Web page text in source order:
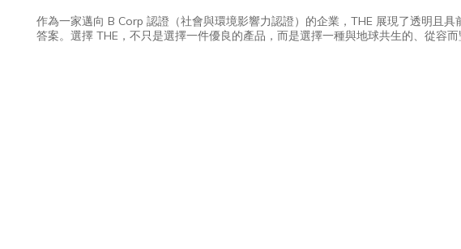
作為一家邁向 B Corp 認證（社會與環境影響力認證）的企業，THE 展現了透明且
答案。選擇 THE，不只是選擇一件優良的產品，而是選擇一種與地球共生的、從容而